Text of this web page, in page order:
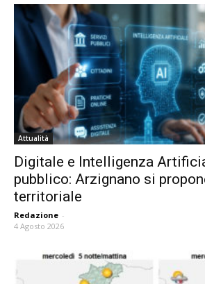
Attualità
Digitale e Intelligenza
pubblico: Arzignano si
territoriale
Redazione -
4 Agosto 2026